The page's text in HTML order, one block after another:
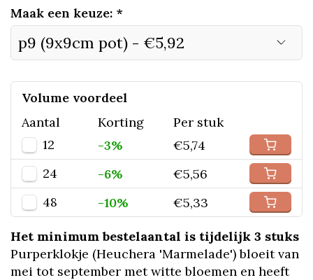
Maak een keuze: *
Volume voordeel
Aantal
Korting
Per stuk
12
-3%
€5,74
24
-6%
€5,56
48
-10% €5,33
Het minimum bestelaantal is tijdelijk 3 stuks
Purperklokje (Heuchera 'Marmelade') bloeit van
mei tot september met witte bloemen en heeft